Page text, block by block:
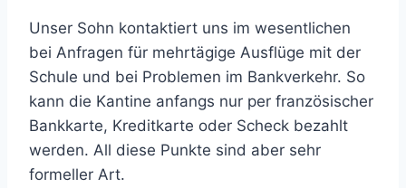
Unser Sohn kontaktiert uns im wesentlichen
bei Anfragen für mehrtägige Ausflüge mit der
Schule und bei Problemen im Bankverkehr. So
kann die Kantine anfangs nur per französischer
Bankkarte, Kreditkarte oder Scheck bezahlt
werden. All diese Punkte sind aber sehr
formeller Art.